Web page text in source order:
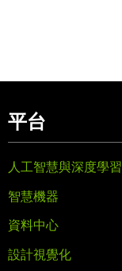
平台
人工智慧與深度學習
智慧機器
資料中心
設計視覺化